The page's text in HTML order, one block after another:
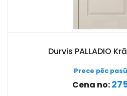
Durvis PALLADIO
Prece pēc
Cena no: